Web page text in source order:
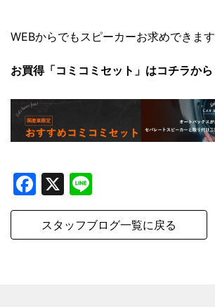
WEBからでもスピーカーお求めできます
お買得「コミコミセット」はコチラから
Facebook
X
スタッフブログ一覧に戻る